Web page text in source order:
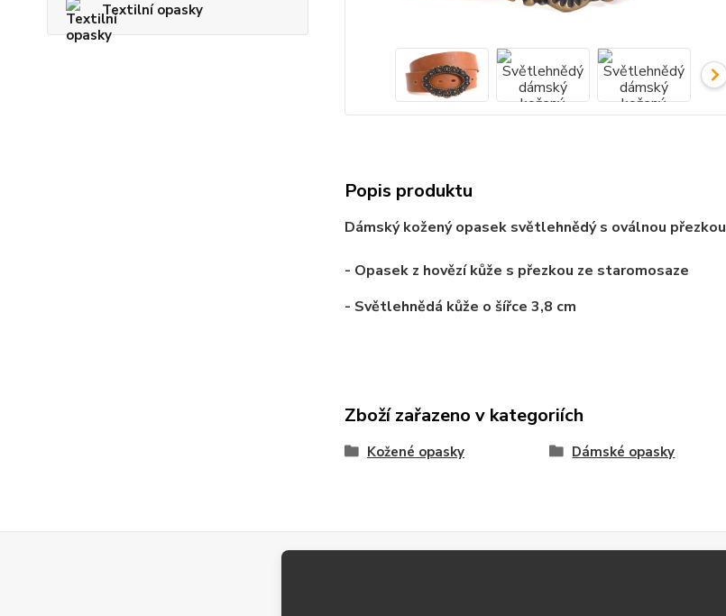
Textilní opasky
Popis produktu
Dámský koženýopaseksvětlehnědýs oválnou přezkou
- Opasek z hovězí kůže s přezkou ze staromosaze
- Světlehnědá kůže o šířce 3,8 cm
Zboží zařazeno v kategoriích
Kožené opasky Dámské opasky